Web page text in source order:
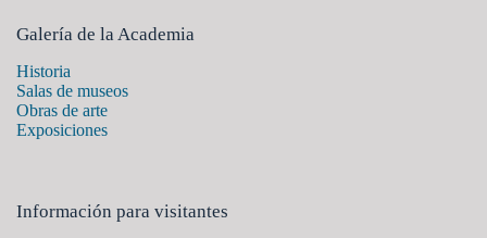
Galería de la Academia
Historia
Salas de museos
Obras de arte
Exposiciones
Información para visitantes